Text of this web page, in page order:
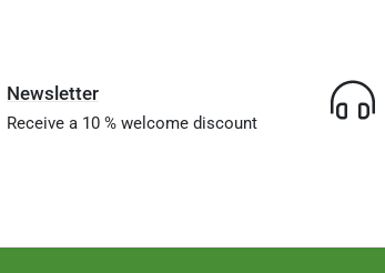
Newsletter
Receive a 10 % welcome discount